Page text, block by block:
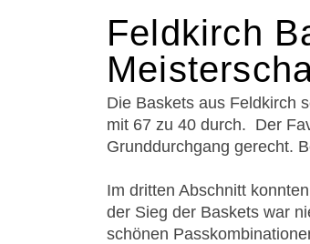
Feldkirch
Die Baskets aus Feldkirch
mit 67 zu 40 durch. Der
Grunddurchgang gerecht.
Im dritten Abschnitt
der Sieg der Baskets war
schönen